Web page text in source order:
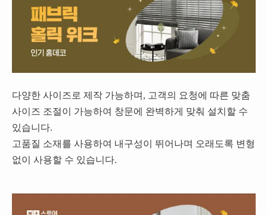
다양한 사이즈로 제작 가능하며, 고객의 요청에 따른 맞춤
사이즈 조절이 가능하여 창문에 완벽하게 맞춰 설치할 수
있습니다.
고품질 소재를 사용하여 내구성이 뛰어나며 오래도록 변형
없이 사용할 수 있습니다.